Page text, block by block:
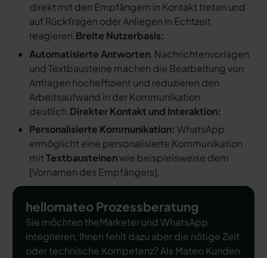
direkt mit den Empfängern in Kontakt treten und
auf Rückfragen oder Anliegen in Echtzeit
reagieren.Breite Nutzerbasis:
Automatisierte Antworten, Nachrichtenvorlagen
und Textbausteine machen die Bearbeitung von
Anfragen hocheffizient und reduzieren den
Arbeitsaufwand in der Kommunikation
deutlich.Direkter Kontakt und Interaktion:
Personalisierte Kommunikation: WhatsApp
ermöglicht eine personalisierte Kommunikation
mitTextbausteinenwie beispielsweise dem
[Vornamen des Empfängers].
hellomateo Prozessberatung
Sie möchten theMarketer und WhatsApp
integrieren, Ihnen fehlt dazu aber die nötige Zeit
oder technische Kompetenz? Als Mateo Kunden